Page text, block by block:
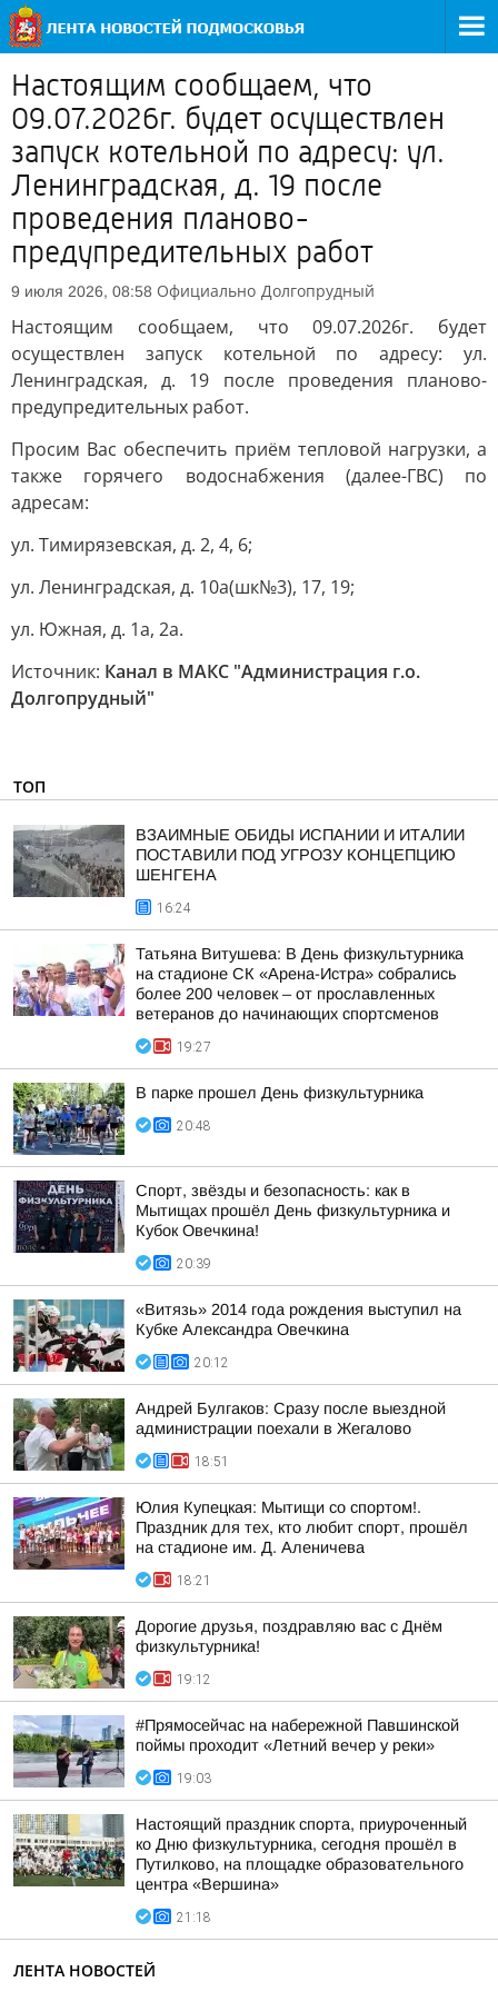
Настоящим сообщаем, что
09.07.2026г. будет осуществлен
запуск котельной по адресу: ул.
Ленинградская, д. 19 после
проведения планово-
предупредительных работ
9 июля 2026, 08:58 Официально Долгопрудный
Настоящим сообщаем, что 09.07.2026г. будет
осуществлен запуск котельной по адресу: ул.
Ленинградская, д. 19 после проведения планово-
предупредительных работ.
Просим Вас обеспечить приём тепловой нагрузки, а
также горячего водоснабжения (далее-ГВС) по
адресам:
ул. Тимирязевская, д. 2, 4, 6;
ул. Ленинградская, д. 10а(шк№3), 17, 19;
ул. Южная, д. 1а, 2а.
Источник: Канал в МАКС "Администрация г.о.
Долгопрудный"
ТОП
ВЗАИМНЫЕ ОБИДЫ ИСПАНИИ И ИТАЛИИ
ПОСТАВИЛИ ПОД УГРОЗУ КОНЦЕПЦИЮ
ШЕНГЕНА
16:24
Татьяна Витушева: В День физкультурника
на стадионе СК «Арена-Истра» собрались
более 200 человек – от прославленных
ветеранов до начинающих спортсменов
19:27
В парке прошел День физкультурника
20:48
Спорт, звёзды и безопасность: как в
Мытищах прошёл День физкультурника и
Кубок Овечкина!
20:39
«Витязь» 2014 года рождения выступил на
Кубке Александра Овечкина
20:12
Андрей Булгаков: Сразу после выездной
администрации поехали в Жегалово
18:51
Юлия Купецкая: Мытищи со спортом!.
Праздник для тех, кто любит спорт, прошёл
на стадионе им. Д. Аленичева
18:21
Дорогие друзья, поздравляю вас с Днём
физкультурника!
19:12
#Прямосейчас на набережной Павшинской
поймы проходит «Летний вечер у реки»
19:03
Настоящий праздник спорта, приуроченный
ко Дню физкультурника, сегодня прошёл в
Путилково, на площадке образовательного
центра «Вершина»
21:18
ЛЕНТА НОВОСТЕЙ